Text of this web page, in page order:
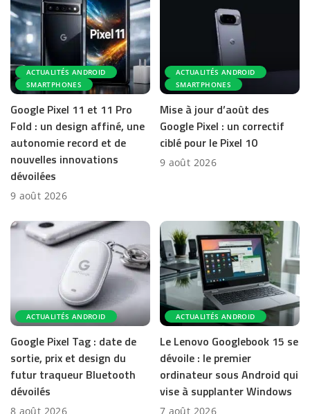
ACTUALITÉS ANDROID
SMARTPHONES
Google Pixel 11 et 11 Pro
Fold : un design affiné, une
autonomie record et de
nouvelles innovations
dévoilées
9 août 2026
ACTUALITÉS ANDROID
SMARTPHONES
Mise à jour d’août des
Google Pixel : un correctif
ciblé pour le Pixel 10
9 août 2026
ACTUALITÉS ANDROID
Google Pixel Tag : date de
sortie, prix et design du
futur traqueur Bluetooth
dévoilés
8 août 2026
ACTUALITÉS ANDROID
Le Lenovo Googlebook 15 se
dévoile : le premier
ordinateur sous Android qui
vise à supplanter Windows
7 août 2026